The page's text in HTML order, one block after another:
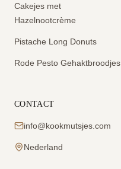
Cakejes met
Hazelnootcrème
Pistache Long Donuts
Rode Pesto Gehaktbroodjes
CONTACT
info@kookmutsjes.com
Nederland